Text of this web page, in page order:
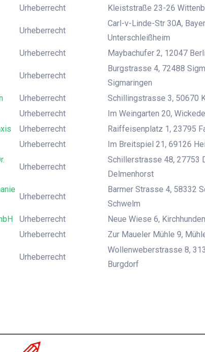
Urheberrecht Kleiststraße 23-26
Urheberrecht
Carl-v-Linde-Str 30A,
Unterschleißheim
Urheberrecht Maybachufer 2, 12047
Urheberrecht
Burgstrasse 4, 72488
Sigmaringen
Urheberrecht
Schillingstrasse 3, 50670
Urheberrecht
Im Weingarten 20,
Urheberrecht
Raiffeisenplatz 1, 23795
Urheberrecht
Im Breitspiel 21, 69126
Urheberrecht
Schillerstrasse 48, 27753
Delmenhorst
Urheberrecht
Barmer Strasse 4, 58332
Schwelm
Urheberrecht
Neue Wiese 6,
Urheberrecht Zur Maueler Mühle 9,
Urheberrecht
Wollenweberstrasse 8,
Burgdorf